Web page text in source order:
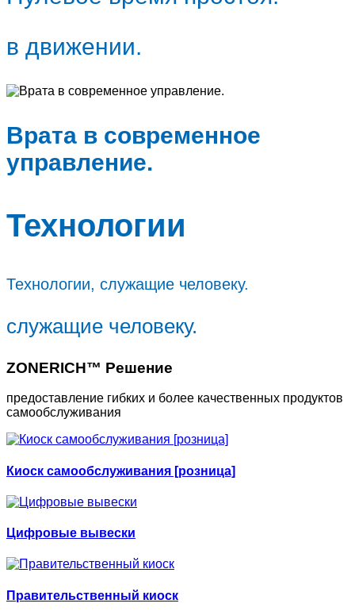
в движении.
Врата в современное
управление.
Технологии
Технологии, служащие человеку.
служащие человеку.
ZONERICH™ Решение
предоставление гибких и более качественных продуктов
самообслуживания
Киоск самообслуживания [розница]
Цифровые вывески
Правительственный киоск